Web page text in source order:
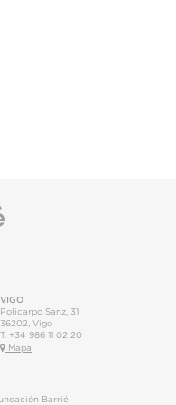
VIGO
Policarpo Sanz, 31
36202 Vigo
T. +34 986 11 02 20
Mapa
Barrié